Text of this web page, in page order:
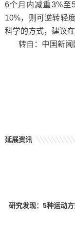
6个月内减重3%至
10%，则可逆转轻
科学的方式，建议
转自：中国新闻
延展资讯